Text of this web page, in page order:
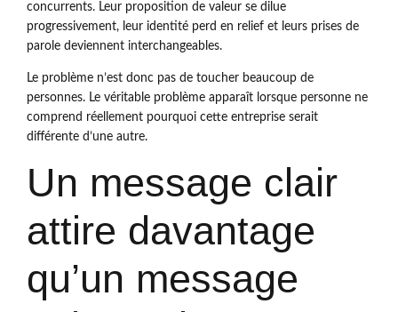
concurrents. Leur proposition de valeur se dilue
progressivement, leur identité perd en relief et leurs prises de
parole deviennent interchangeables.
Le problème n’est donc pas de toucher beaucoup de
personnes. Le véritable problème apparaît lorsque personne ne
comprend réellement pourquoi cette entreprise serait
différente d’une autre.
Un message clair
attire davantage
qu’un message